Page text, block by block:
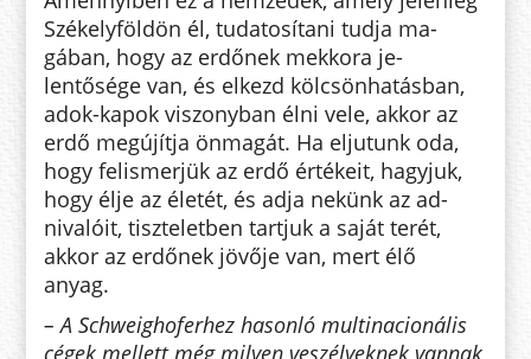
Szé­kelyföldön él, tudatosítani tudja ma­
gában, hogy az erdőnek mekkora je­
lentősége van, és elkezd kölcsönha­tásban,
adok-kapok viszonyban élni vele, akkor az
erdő megújítja ön­ma­gát. Ha eljutunk oda,
hogy felismerjük az erdő értékeit, hagyjuk,
hogy élje az életét, és adja nekünk az ad­
nivalóit, tiszteletben tartjuk a saját terét,
akkor az erdőnek jövője van, mert élő
anyag.
– A Schweighoferhez hasonló multinacionális
cégek mellett még milyen veszélyeknek vannak